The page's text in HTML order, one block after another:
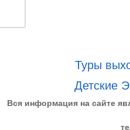
Туры
Детские
Вся информация на сайте